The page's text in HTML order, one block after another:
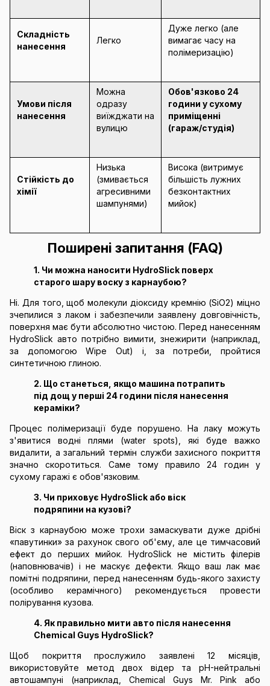
Складність
нанесення
Легко
Дуже легко (але
вимагає часу на
полімеризацію)
Умови після
нанесення
Можна
одразу
виїжджати на
вулицю
Обов'язково 24
години у сухому
приміщенні
(гараж/студія)
Стійкість до
хімії
Низька
(змивається
агресивними
шампунями)
Висока (витримує
більшість лужних
безконтактних
мийок)
Поширені запитання (FAQ)
1. Чи можна наносити HydroSlick поверх
старого шару воску з карнаубою?
Ні. Для того, щоб молекули діоксиду кремнію (SiO2) міцно
зчепилися з лаком і забезпечили заявлену довговічність,
поверхня має бути абсолютно чистою. Перед нанесенням
HydroSlick авто потрібно вимити, знежирити (наприклад,
за допомогою Wipe Out) і, за потреби, пройтися
синтетичною глиною.
2. Що станеться, якщо машина потрапить
під дощ у перші 24 години після нанесення
кераміки?
Процес полімеризації буде порушено. На лаку можуть
з'явитися водні плями (water spots), які буде важко
видалити, а загальний термін служби захисного покриття
значно скоротиться. Саме тому правило 24 годин у
сухому гаражі є обов'язковим.
3. Чи приховує HydroSlick або віск
подряпини на кузові?
Віск з карнаубою може трохи замаскувати дуже дрібні
«павутинки» за рахунок свого об'єму, але це тимчасовий
ефект до перших мийок. HydroSlick не містить філерів
(наповнювачів) і не маскує дефекти. Якщо ваш лак має
помітні подряпини, перед нанесенням будь-якого захисту
(особливо керамічного) рекомендується провести
полірування кузова.
4. Як правильно мити авто після нанесення
Chemical Guys HydroSlick?
Щоб покриття прослужило заявлені 12 місяців,
використовуйте метод двох відер та pH-нейтральні
автошампуні (наприклад, Chemical Guys Mr. Pink або